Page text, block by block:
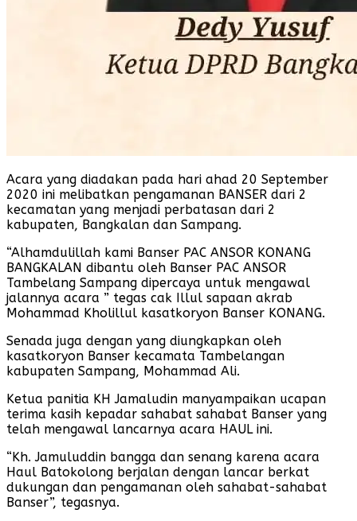
Acara yang diadakan pada hari ahad 20 September
2020 ini melibatkan pengamanan BANSER dari 2
kecamatan yang menjadi perbatasan dari 2
kabupaten, Bangkalan dan Sampang.
“Alhamdulillah kami Banser PAC ANSOR KONANG
BANGKALAN dibantu oleh Banser PAC ANSOR
Tambelang Sampang dipercaya untuk mengawal
jalannya acara ” tegas cak Illul sapaan akrab
Mohammad Kholillul kasatkoryon Banser KONANG.
Senada juga dengan yang diungkapkan oleh
kasatkoryon Banser kecamata Tambelangan
kabupaten Sampang, Mohammad Ali.
Ketua panitia KH Jamaludin manyampaikan ucapan
terima kasih kepadar sahabat sahabat Banser yang
telah mengawal lancarnya acara HAUL ini.
“Kh. Jamuluddin bangga dan senang karena acara
Haul Batokolong berjalan dengan lancar berkat
dukungan dan pengamanan oleh sahabat-sahabat
Banser”, tegasnya.